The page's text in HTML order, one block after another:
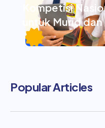
Kompetisi
untuk Murid
Popular Articles